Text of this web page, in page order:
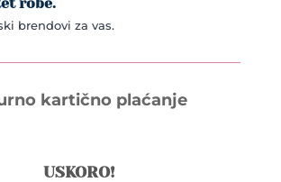
brendovi za vas.
kartično plaćanje
USKORO!